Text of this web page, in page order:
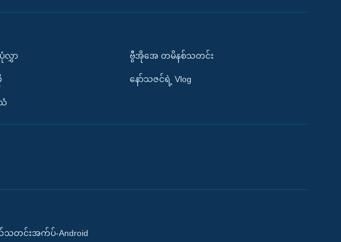
ပုံလွှာ ဗွီအိုအေ တမိနစ်သတင်း
နော်သဇင်ရဲ့ Vlog
တင်းအက်ပ်-Android